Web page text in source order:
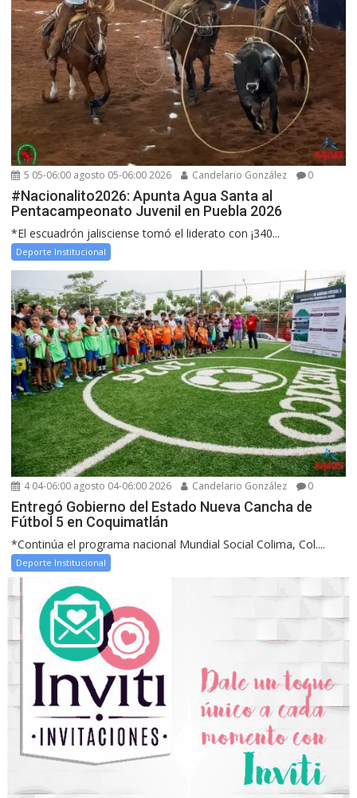
5 05-06:00 agosto 05-06:00 2026 Candelario González 0
#Nacionalito2026: Apunta Agua Santa al
Pentacampeonato Juvenil en Puebla 2026
*El escuadrón jalisciense tomó el liderato con ¡340...
Deporte Institucional
4 04-06:00 agosto 04-06:00 2026 Candelario González 0
Entregó Gobierno del Estado Nueva Cancha de
Fútbol 5 en Coquimatlán
*Continúa el programa nacional Mundial Social Colima, Col....
Deporte Institucional